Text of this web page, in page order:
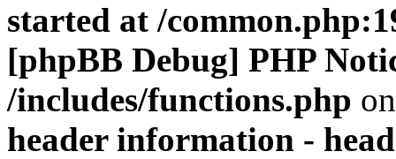
started at /
[phpBB Debug] PHP
/includes/functions.php
header information -